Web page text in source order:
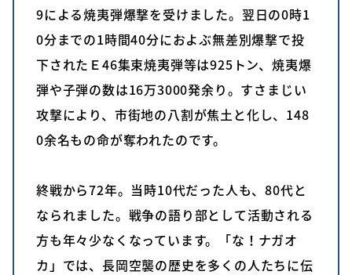
9による焼夷弾爆撃を受けました。翌日の0時1
0分までの1時間40分におよぶ無差別爆撃で投
下されたＥ46集束焼夷弾等は925トン、焼夷爆
弾や子弾の数は16万3000発余り。すさまじい
攻撃により、市街地の八割が焦土と化し、148
0余名もの命が奪われたのです。
終戦から72年。当時10代だった人も、80代と
なられました。戦争の語り部として活動される
方も年々少なくなっています。「な！ナガオ
カ」では、長岡空襲の歴史を多くの人たちに伝